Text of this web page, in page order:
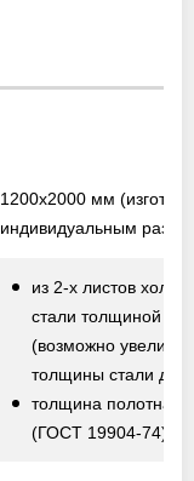
1200х2000 мм
индивидуальным
из 2-х листов
стали толщиной
(возможно
толщины стали до
толщина полотна
(ГОСТ 19904-74)